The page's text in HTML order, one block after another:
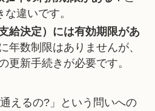
違いです。
給決定）には有効期限があ
年数制限はありませんが、
更新手続きが必要です。
えるの?」という問いへの